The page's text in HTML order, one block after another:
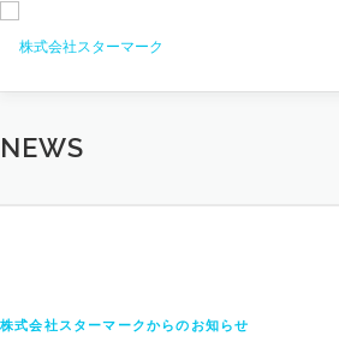
NEWS
株式会社スターマークからのお知らせ